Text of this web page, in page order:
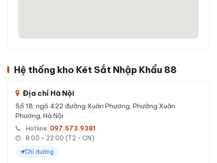
Hệ thống kho Két Sắt Nhập Khẩu 88
Địa chỉ Hà Nội
Số 18, ngõ 422 đường Xuân Phương, Phường Xuân
Phương, Hà Nội
Hotline: 097.573.9381
8:00 - 22:00 (T2 - CN)
Chỉ đường